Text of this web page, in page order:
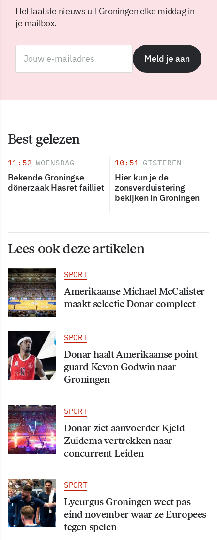
Het laatste nieuws uit Groningen elke middag in
je mailbox.
Meld je aan
Best gelezen
11:52 WOENSDAG
Bekende Groningse
dönerzaak Hasret failliet
10:51 GISTEREN
Hier kun je de
zonsverduistering
bekijken in Groningen
Lees ook deze artikelen
SPORT
Amerikaanse Michael McCalister
maakt selectie Donar compleet
SPORT
Donar haalt Amerikaanse point
guard Kevon Godwin naar
Groningen
SPORT
Donar ziet aanvoerder Kjeld
Zuidema vertrekken naar
concurrent Leiden
SPORT
Lycurgus Groningen weet pas
eind november waar ze Europees
tegen spelen